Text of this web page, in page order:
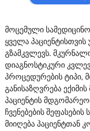
მოცემული
ყველა
გზამკვლევს.
დიაგნოსტიკური
პროცედურების ტიპი,
განისაზღვრება
პაციენტის
ჩვენებების
მიიღება პაციენტთან